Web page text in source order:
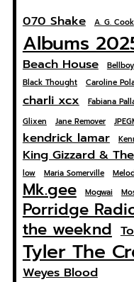
070 Shake A. G. Cook
Albums
Beach House Bellboy
Black Thought Caroline
charli xcx
Fabiana
Glixen Jane Remover
kendrick lamar
King Gizzard &
low
Maria Somerville
Mk.gee Mogwai
Porridge
the weeknd
Tyler The
Weyes Blood